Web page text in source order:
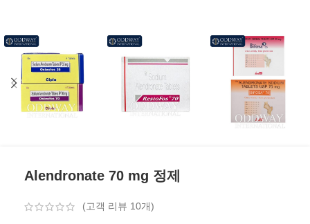
Alendronate 70 mg 정제
(고객 리뷰 10개)